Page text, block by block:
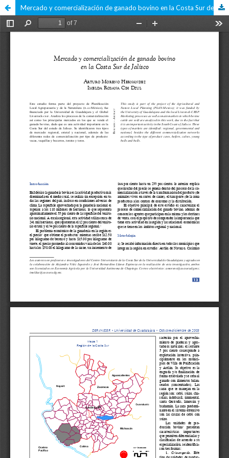
Mercado y comercialización de ganado bovino en la Costa Sur de Jalisco